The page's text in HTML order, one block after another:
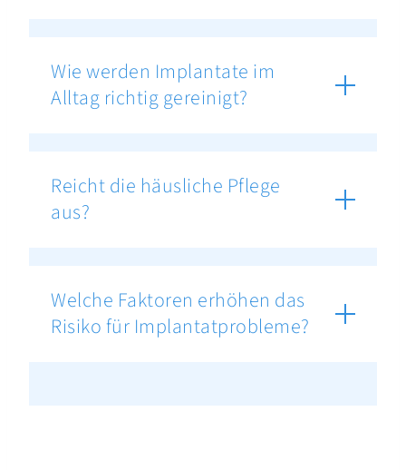
Wie werden Implantate im
Alltag richtig gereinigt?
Reicht die häusliche Pflege
aus?
Welche Faktoren erhöhen das
Risiko für Implantatprobleme?